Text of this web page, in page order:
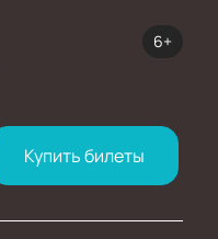
6+
Купить билеты